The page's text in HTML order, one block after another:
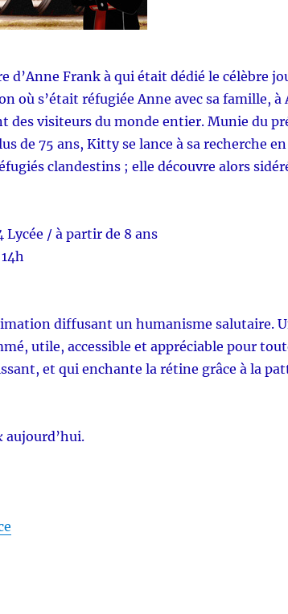
d’Anne Frank à qui était dédié le célèbre
où s’était réfugiée Anne avec sa famille,
des visiteurs du monde entier. Munie du
de 75 ans, Kitty se lance à sa recherche
clandestins ; elle découvre alors
Lycée / à partir de 8 ans
diffusant un humanisme salutaire.
utile, accessible et appréciable pour
et qui enchante la rétine grâce à la
aujourd’hui.